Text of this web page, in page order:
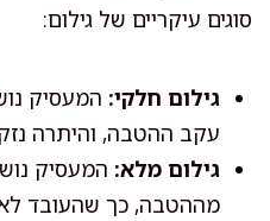
סוגים עיקריים של גילום:
גילום חלקי: המעסיק
עקב ההטבה, והיתרה
גילום מלא: המעסיק
מההטבה, כך שהעובד